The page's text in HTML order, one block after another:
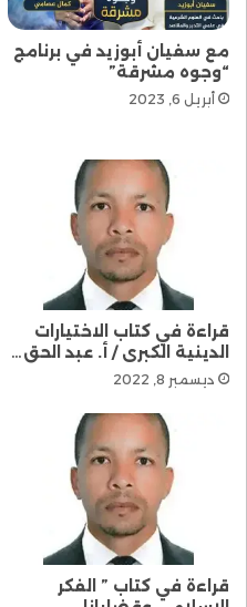
مع سفيان أبوزيد في برنامج
“وجوه مشرقة”
أبريل 6, 2023
قراءة في كتاب الاختيارات
الدينية الكبرى / أ. عبد الحق…
ديسمبر 8, 2022
قراءة في كتاب ” الفكر